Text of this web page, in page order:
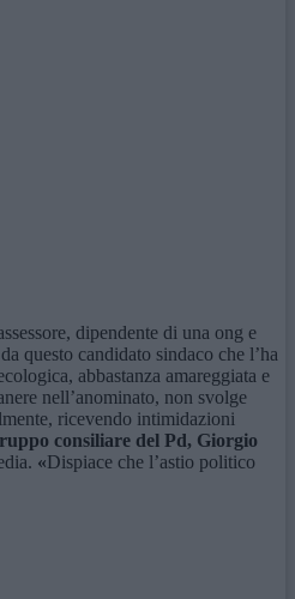
dipendente di una ong e
questo candidato sindaco che l’ha
abbastanza amareggiata e
nell’anominato, non svolge
ricevendo intimidazioni
consiliare del Pd, Giorgio
«Dispiace che l’astio politico